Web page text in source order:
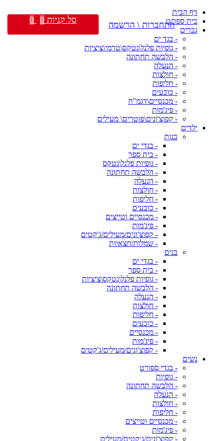
דף הבית
בית ספר/גן
גברים
- בגד ים
- גופיות פלנל\גטקס\טרמי\ציציות
- הלבשה תחתונה
- הנעלה
- חולצות
- חליפות
- כובעים
- מכנסיים\דגמ"ח
- פיג'מות
- קפוצ'ונים\פוטרים\ מעילים
ילדים
בנות
- בגדי ים
- בית ספר
- גופיות פלנל\גטקס
- הלבשה תחתונה
- הנעלה
- חולצות
- חליפות
- כובעים
- מכנסיים וטייצים
- פיג'מות
- קפוצ'ונים/מעילים/ג'קטים
- שמלות/חצאיות
בנים
- בגדי ים
- בית ספר
- גופיות פלנל\גטקס\ציציות
- הלבשה תחתונה
- הנעלה
- חולצות
- חליפות
- כובעים
- מכנסיים
- פיג'מות
- קפוצ'ונים/מעילים/ג'קטים
נשים
- בגדי ספורט
- גופיות
- הלבשה תחתונה
- הנעלה
- חולצות
- חליפות
- מכנסיים וטייצים
- פיג'מות
- קפוצ'ונים/ג׳קטים/מעילים
התחברות \ הרשמה סל קניות 0
0